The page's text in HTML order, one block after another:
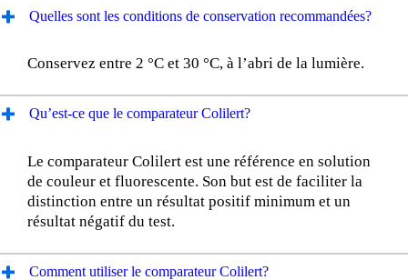
Quelles sont les conditions de conservation recommandées?
Conservez entre 2 °C et 30 °C, à l’abri de la lumière.
Qu’est-ce que le comparateur Colilert?
Le comparateur Colilert est une référence en solution
de couleur et fluorescente. Son but est de faciliter la
distinction entre un résultat positif minimum et un
résultat négatif du test.
Comment utiliser le comparateur Colilert?